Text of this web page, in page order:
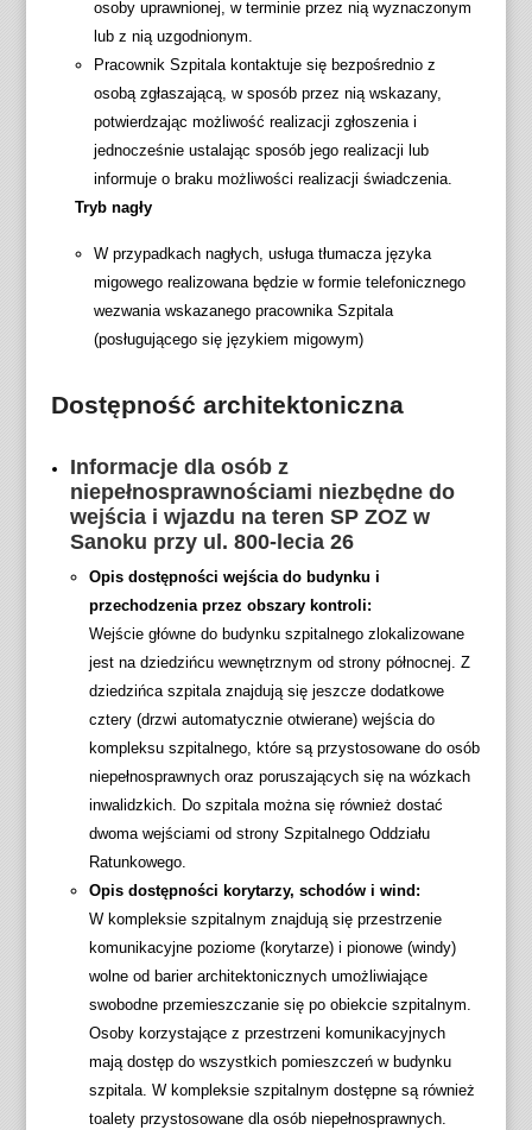
osoby uprawnionej, w terminie przez nią wyznaczonym
lub z nią uzgodnionym.
Pracownik Szpitala kontaktuje się bezpośrednio z
osobą zgłaszającą, w sposób przez nią wskazany,
potwierdzając możliwość realizacji zgłoszenia i
jednocześnie ustalając sposób jego realizacji lub
informuje o braku możliwości realizacji świadczenia.
Tryb nagły
W przypadkach nagłych, usługa tłumacza języka
migowego realizowana będzie w formie telefonicznego
wezwania wskazanego pracownika Szpitala
(posługującego się językiem migowym)
Dostępność architektoniczna
Informacje dla osób z
niepełnosprawnościami niezbędne do
wejścia i wjazdu na teren SP ZOZ w
Sanoku przy ul. 800-lecia 26
Opis dostępności wejścia do budynku i
przechodzenia przez obszary kontroli:
Wejście główne do budynku szpitalnego zlokalizowane
jest na dziedzińcu wewnętrznym od strony północnej. Z
dziedzińca szpitala znajdują się jeszcze dodatkowe
cztery (drzwi automatycznie otwierane) wejścia do
kompleksu szpitalnego, które są przystosowane do osób
niepełnosprawnych oraz poruszających się na wózkach
inwalidzkich. Do szpitala można się również dostać
dwoma wejściami od strony Szpitalnego Oddziału
Ratunkowego.
Opis dostępności korytarzy, schodów i wind:
W kompleksie szpitalnym znajdują się przestrzenie
komunikacyjne poziome (korytarze) i pionowe (windy)
wolne od barier architektonicznych umożliwiające
swobodne przemieszczanie się po obiekcie szpitalnym.
Osoby korzystające z przestrzeni komunikacyjnych
mają dostęp do wszystkich pomieszczeń w budynku
szpitala. W kompleksie szpitalnym dostępne są również
toalety przystosowane dla osób niepełnosprawnych.